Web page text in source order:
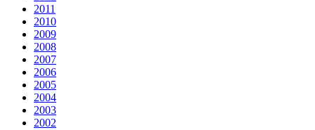
2011
2010
2009
2008
2007
2006
2005
2004
2003
2002